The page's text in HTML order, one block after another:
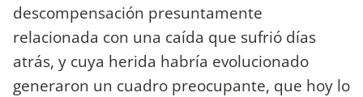
descompensación presuntamente
relacionada con una caída que sufrió días
atrás, y cuya herida habría evolucionado
generaron un cuadro preocupante, que hoy lo